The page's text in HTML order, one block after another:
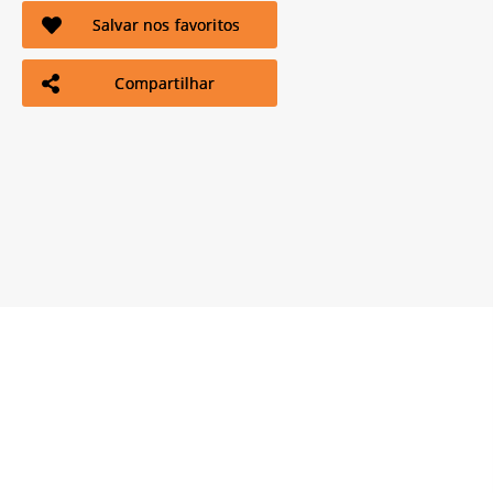
Salvar nos favoritos
Compartilhar